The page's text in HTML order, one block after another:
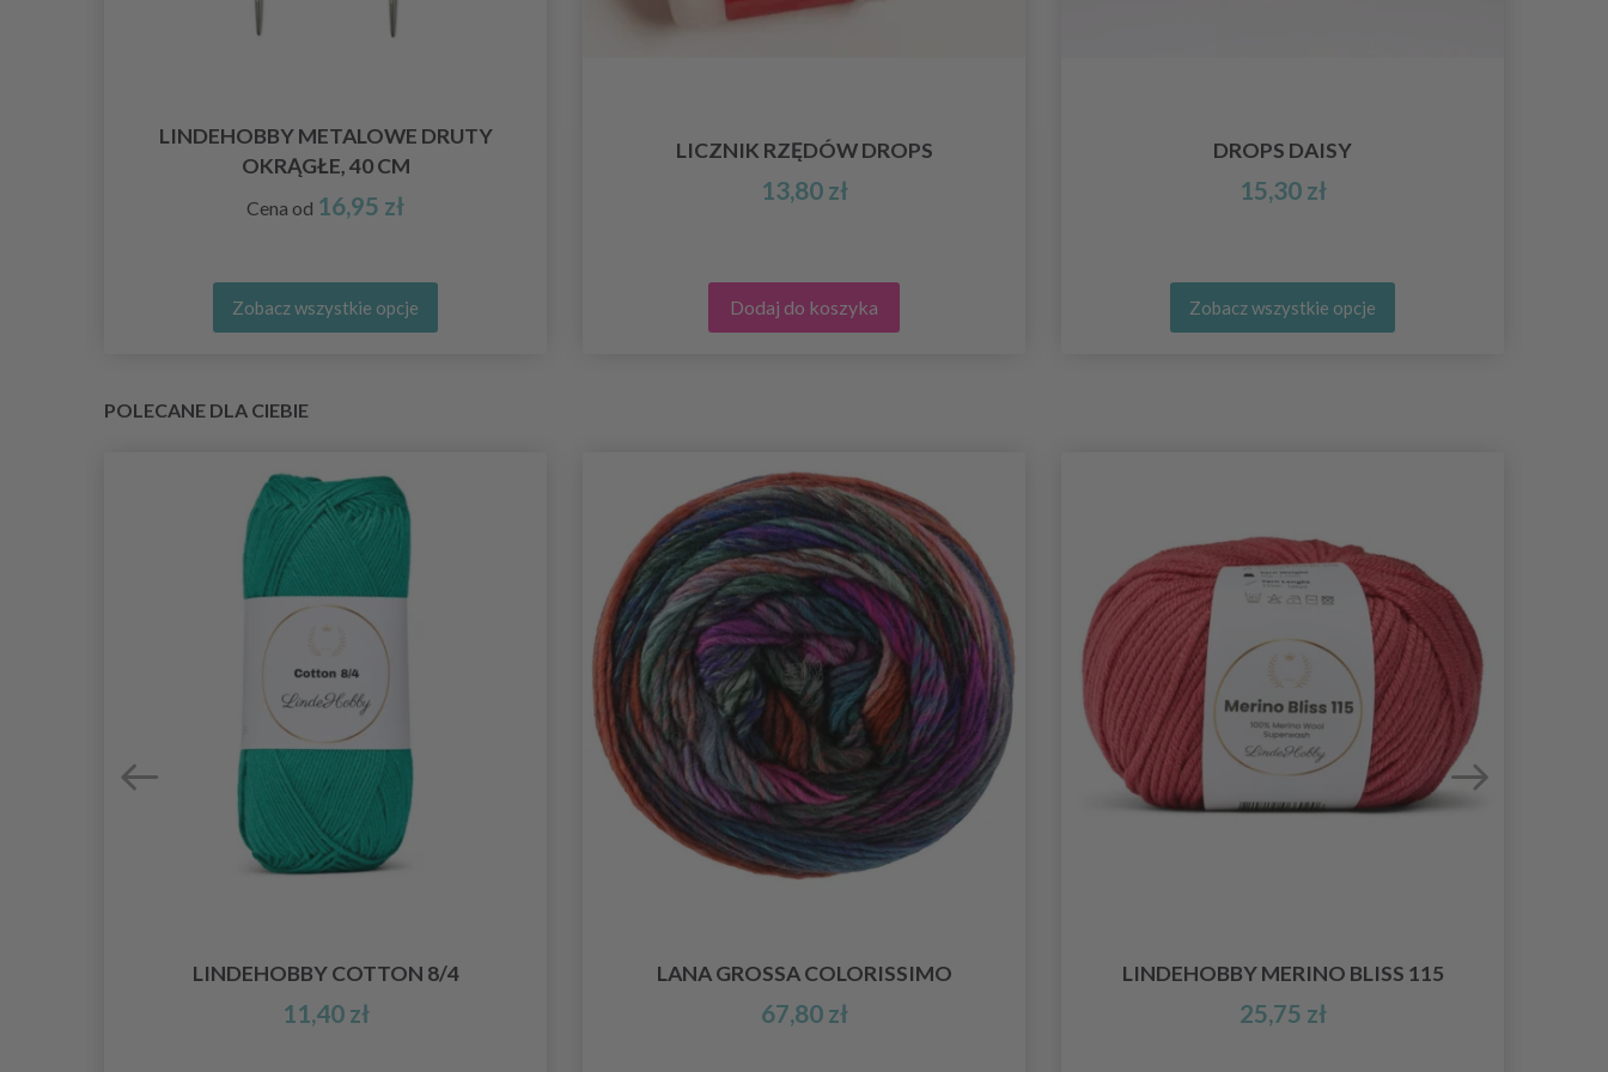
LINDEHOBBY METALOWE DRUTY
OKRĄGŁE, 40 CM
Cena od 16,95 zł
Zobacz wszystkie opcje
LICZNIK RZĘDÓW DROPS
13,80 zł
Dodaj do koszyka
DROPS DAISY
15,30 zł
Zobacz wszystkie opcje
POLECANE DLA CIEBIE
LINDEHOBBY COTTON 8/4
11,40 zł
LANA GROSSA COLORISSIMO
67,80 zł
LINDEHOBBY MERINO BLISS 115
25,75 zł